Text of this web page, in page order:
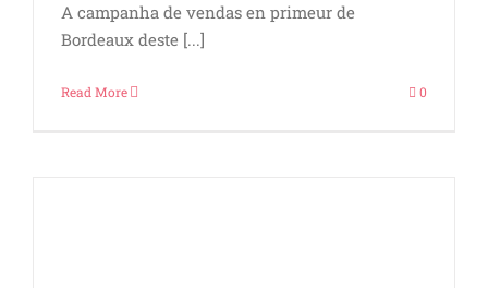
A campanha de vendas en primeur de
Bordeaux deste [...]
Read More 0